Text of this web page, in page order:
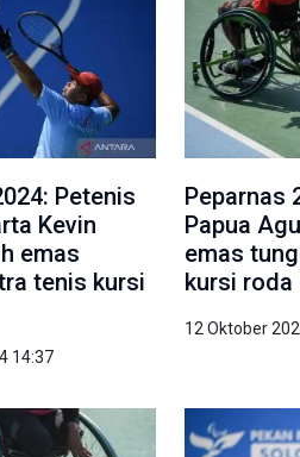
Petenis
Kevin
emas
tenis kursi
14:37
Peparnas
Papua
emas
kursi roda
12 Oktober